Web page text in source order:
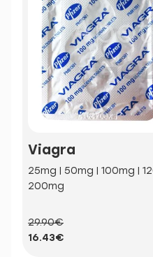
Viagra
25mg | 50mg | 100mg |
200mg
29.90€
16.43€